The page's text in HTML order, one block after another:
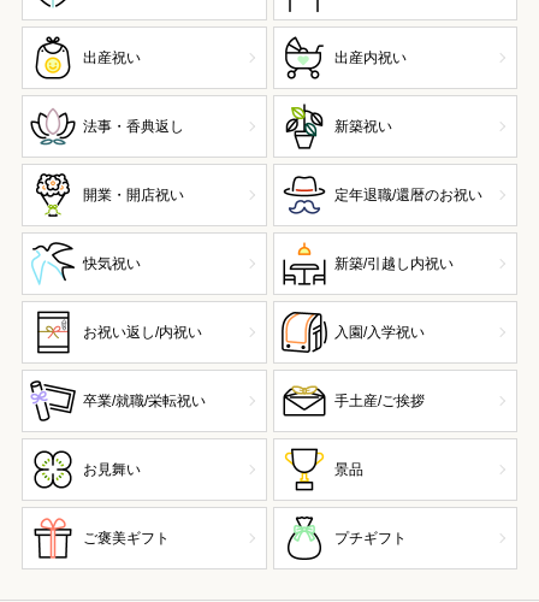
出産祝い 出産内祝い
法事・香典返し 新築祝い
開業・開店祝い 定年退職/還暦のお祝い
快気祝い 新築/引越し内祝い
お祝い返し/内祝い 入園/入学祝い
卒業/就職/栄転祝い 手土産/ご挨拶
お見舞い 景品
ご褒美ギフト プチギフト